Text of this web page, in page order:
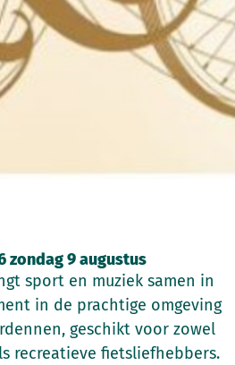
zondag 9 augustus
sport en muziek samen in
in de prachtige omgeving
geschikt voor zowel
recreatieve fietsliefhebbers.